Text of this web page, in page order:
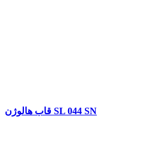
قاب هالوژن SL 044 SN